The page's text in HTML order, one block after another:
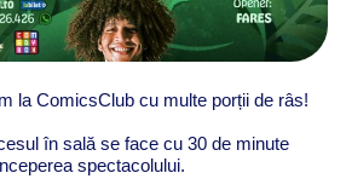
la ComicsClub cu multe porții de râs!
în sală se face cu 30 de minute
spectacolului.